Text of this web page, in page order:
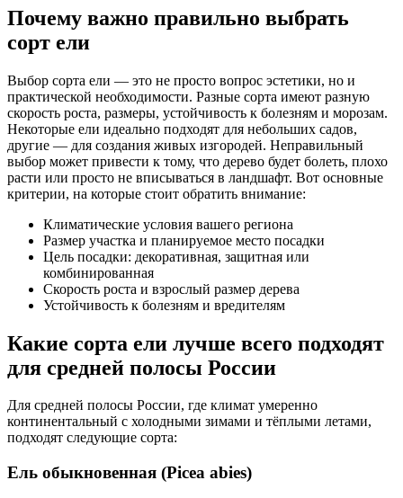
Почему важно правильно выбрать
сорт ели
Выбор сорта ели — это не просто вопрос эстетики, но и
практической необходимости. Разные сорта имеют разную
скорость роста, размеры, устойчивость к болезням и морозам.
Некоторые ели идеально подходят для небольших садов,
другие — для создания живых изгородей. Неправильный
выбор может привести к тому, что дерево будет болеть, плохо
расти или просто не вписываться в ландшафт. Вот основные
критерии, на которые стоит обратить внимание:
Климатические условия вашего региона
Размер участка и планируемое место посадки
Цель посадки: декоративная, защитная или
комбинированная
Скорость роста и взрослый размер дерева
Устойчивость к болезням и вредителям
Какие сорта ели лучше всего подходят
для средней полосы России
Для средней полосы России, где климат умеренно
континентальный с холодными зимами и тёплыми летами,
подходят следующие сорта:
Ель обыкновенная (Picea abies)